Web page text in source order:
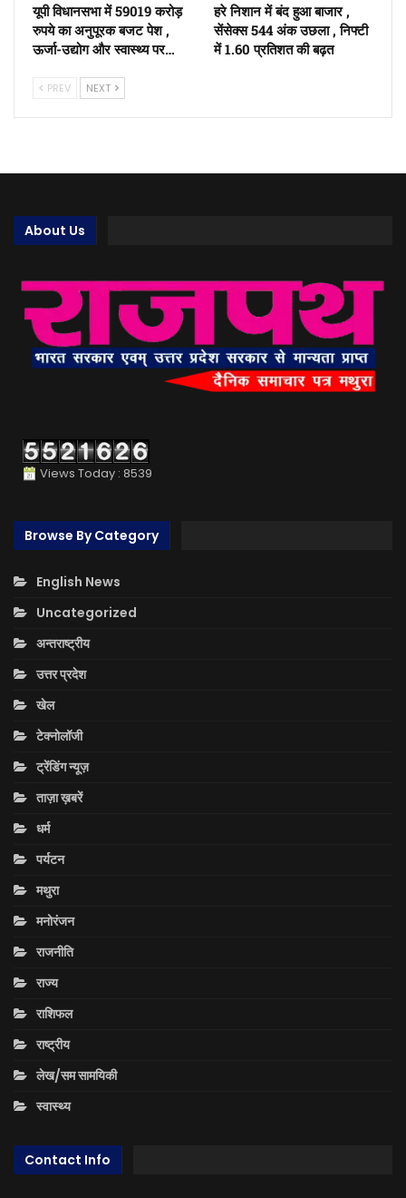
यूपी विधानसभा में 59019 करोड़
रुपये का अनुपूरक बजट पेश ,
ऊर्जा-उद्योग और स्वास्थ्य पर…
हरे निशान में बंद हुआ बाजार ,
सेंसेक्स 544 अंक उछला , निफ्टी
में 1.60 प्रतिशत की बढ़त
PREV NEXT
About Us
Views Today : 8539
Browse By Category
English News
Uncategorized
अन्तराष्ट्रीय
उत्तर प्रदेश
खेल
टेक्नोलॉजी
ट्रेंडिंग न्यूज़
ताज़ा ख़बरें
धर्म
पर्यटन
मथुरा
मनोरंजन
राजनीति
राज्य
राशिफल
राष्ट्रीय
लेख/सम सामयिकी
स्वास्थ्य
Contact Info